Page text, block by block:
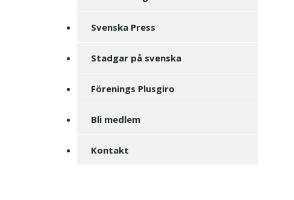
Svenska Press
Stadgar på svenska
Förenings Plusgiro
Bli medlem
Kontakt